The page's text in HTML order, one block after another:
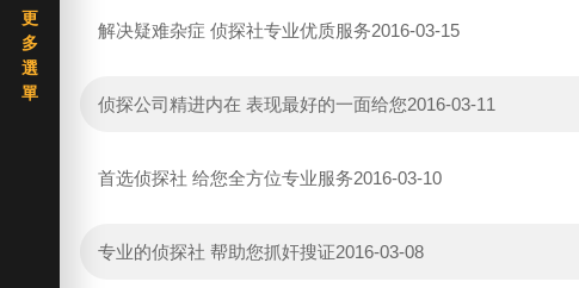
解决疑难杂症 侦探社专业优质服务2016-03-15
侦探公司精进内在 表现最好的一面给您2016-03-11
首选侦探社 给您全方位专业服务2016-03-10
专业的侦探社 帮助您抓奸搜证2016-03-08